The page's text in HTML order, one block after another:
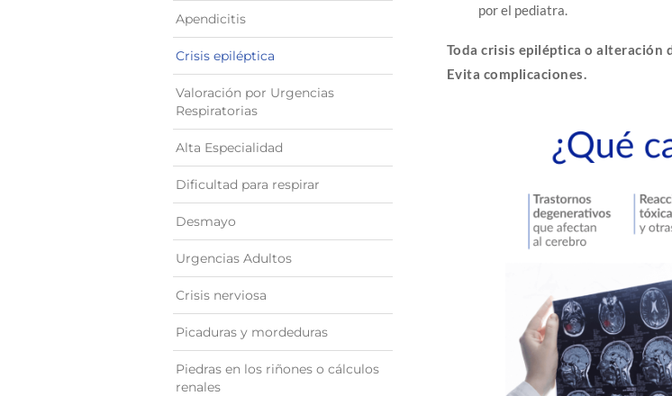
por el pediatra.
Toda crisis epiléptica o alteración
Evita complicaciones.
Apendicitis
Crisis epiléptica
Valoración por Urgencias
Respiratorias
Alta Especialidad
Dificultad para respirar
Desmayo
Urgencias Adultos
Crisis nerviosa
Picaduras y mordeduras
Piedras en los riñones o cálculos
renales